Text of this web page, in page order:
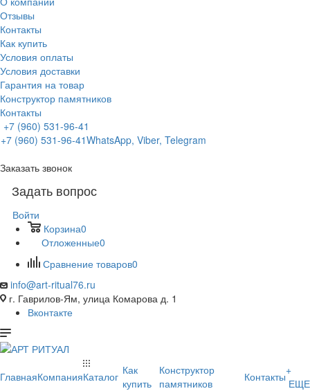
Отзывы
Контакты
Как купить
Условия оплаты
Условия доставки
Гарантия на товар
Конструктор памятников
Контакты
+7 (960) 531-96-41
+7 (960) 531-96-41WhatsApp, Viber, Telegram
Заказать звонок
Задать вопрос
Войти
Корзина0
Отложенные0
Сравнение товаров0
info@art-ritual76.ru
г. Гаврилов-Ям, улица Комарова д. 1
Вконтакте
ГлавнаяКомпанияКаталог Как
купить
Конструктор
памятников
Контакты+
ЕЩЕ